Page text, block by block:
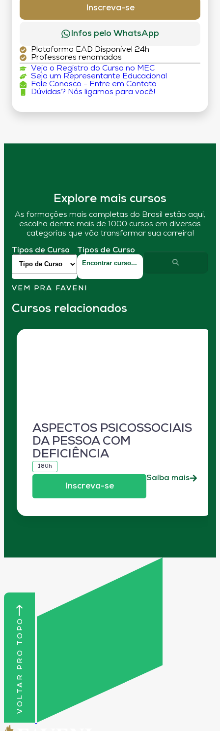
Inscreva-se
Infos pelo WhatsApp
Plataforma EAD Disponível 24h
Professores renomados
Veja o Registro do Curso no MEC
Seja um Representante Educacional
Fale Conosco - Entre em Contato
Dúvidas? Nós ligamos para você!
Explore mais cursos
As formações mais completas do Brasil estão aqui,
escolha dentre mais de 1000 cursos em diversas
categorias que vão transformar sua carreira!
Tipos de Curso Tipos de Curso
VEM PRA FAVENI
Cursos relacionados
ASPECTOS PSICOSSOCIAIS
DA PESSOA COM
DEFICIÊNCIA
180h
Inscreva-se
Saiba mais
VOLTAR PRO TOPO